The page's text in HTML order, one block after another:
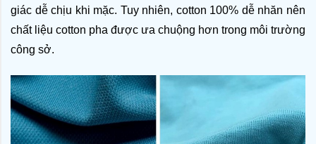
giác dễ chịu khi mặc. Tuy nhiên, cotton 100% dễ nhăn nên
chất liệu cotton pha được ưa chuộng hơn trong môi trường
công sở.